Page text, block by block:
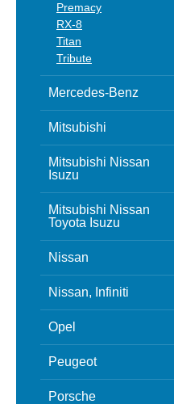
Premacy
RX-8
Titan
Tribute
Mercedes-Benz
Mitsubishi
Mitsubishi Nissan
Isuzu
Mitsubishi Nissan
Toyota Isuzu
Nissan
Nissan, Infiniti
Opel
Peugeot
Porsche